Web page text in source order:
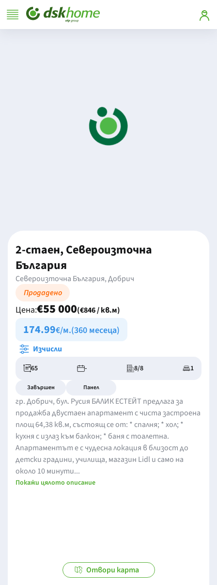
2-стаен, Североизточна
България
Североизточна България, Добрич
Продадено
Цена:€55 000(€846 / кв.м)
174.99€/м.(360 месеца)
Изчисли
65 - 8/8 1
Завършен Панел
гр. Добрич, бул. Русия БАЛИК ЕСТЕЙТ предлага за
продажба двустаен апартамент с чиста застроена
площ 64,38 кв.м, състоящ се от: * спалня; * хол; *
кухня с излаз към балкон; * баня с тоалетна.
Апартаментът е с чудесна локация в близост до
детски градини, училища, магазин Lidl и само на
около 10 минути...
Покажи цялото описание
Отвори карта